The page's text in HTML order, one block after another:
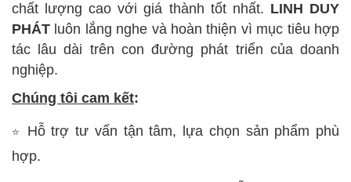
chất lượng cao với giá thành tốt nhất. LINH DUY
PHÁT luôn lắng nghe và hoàn thiện vì mục tiêu hợp
tác lâu dài trên con đường phát triển của doanh
nghiệp.
Chúng tôi cam kết:
⭐ Hỗ trợ tư vấn tận tâm, lựa chọn sản phẩm phù
hợp.